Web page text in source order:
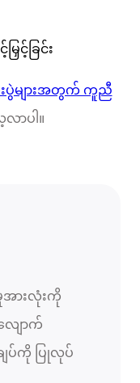
င့်ခြင်း
းပွဲများအတွက် ကူညီ
ာပါ။
အားလုံးကို
ောက်
ပ်ကို ပြုလုပ်